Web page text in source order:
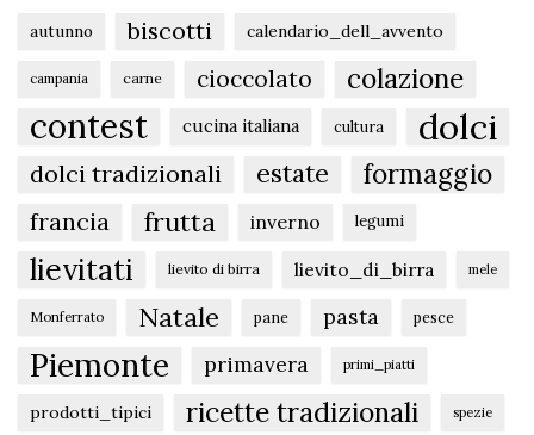
autunno biscotti calendario_dell_avvento
campania carne cioccolato colazione
contest cucina italiana cultura dolci
dolci tradizionali estate formaggio
francia frutta inverno legumi
lievitati lievito di birra lievito_di_birra mele
Monferrato Natale pane pasta pesce
Piemonte primavera primi_piatti
prodotti_tipici ricette tradizionali spezie